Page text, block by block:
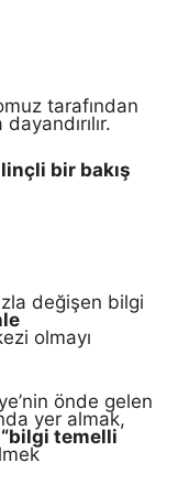
tarafından
bir bakış
değişen bilgi
olmayı
önde gelen
yer almak,
“bilgi temelli